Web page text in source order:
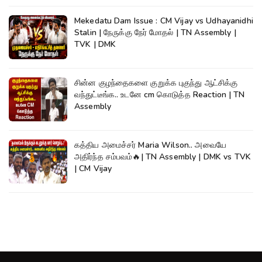
Mekedatu Dam Issue : CM Vijay vs Udhayanidhi
Stalin | நேருக்கு நேர் மோதல் | TN Assembly |
TVK | DMK
சின்ன குழந்தைகளை குறுக்க புகுந்து ஆட்சிக்கு
வந்துட்டீங்க.. உடனே cm கொடுத்த Reaction | TN
Assembly
கத்திய அமைச்சர் Maria Wilson.. அவையே
அதிர்ந்த சம்பவம்🔥| TN Assembly | DMK vs TVK
| CM Vijay